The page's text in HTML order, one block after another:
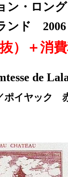
ン・ロン
ランド
）＋消
de
ポイヤック